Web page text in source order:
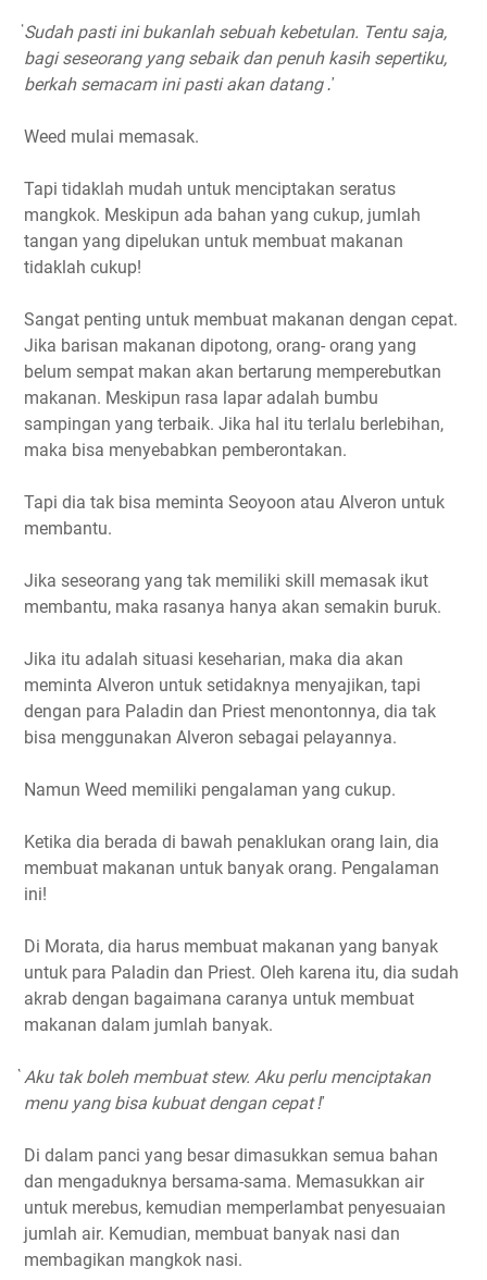
҅Sudah pasti ini bukanlah sebuah kebetulan. Tentu saja,
bagi seseorang yang sebaik dan penuh kasih sepertiku,
berkah semacam ini pasti akan datang .҆
Weed mulai memasak.
Tapi tidaklah mudah untuk menciptakan seratus
mangkok. Meskipun ada bahan yang cukup, jumlah
tangan yang dipelukan untuk membuat makanan
tidaklah cukup!
Sangat penting untuk membuat makanan dengan cepat.
Jika barisan makanan dipotong, orang- orang yang
belum sempat makan akan bertarung memperebutkan
makanan. Meskipun rasa lapar adalah bumbu
sampingan yang terbaik. Jika hal itu terlalu berlebihan,
maka bisa menyebabkan pemberontakan.
Tapi dia tak bisa meminta Seoyoon atau Alveron untuk
membantu.
Jika seseorang yang tak memiliki skill memasak ikut
membantu, maka rasanya hanya akan semakin buruk.
Jika itu adalah situasi keseharian, maka dia akan
meminta Alveron untuk setidaknya menyajikan, tapi
dengan para Paladin dan Priest menontonnya, dia tak
bisa menggunakan Alveron sebagai pelayannya.
Namun Weed memiliki pengalaman yang cukup.
Ketika dia berada di bawah penaklukan orang lain, dia
membuat makanan untuk banyak orang. Pengalaman
ini!
Di Morata, dia harus membuat makanan yang banyak
untuk para Paladin dan Priest. Oleh karena itu, dia sudah
akrab dengan bagaimana caranya untuk membuat
makanan dalam jumlah banyak.
Aku tak boleh membuat stew. Aku perlu menciptakan
menu yang bisa kubuat dengan cepat !҆
Di dalam panci yang besar dimasukkan semua bahan
dan mengaduknya bersama-sama. Memasukkan air
untuk merebus, kemudian memperlambat penyesuaian
jumlah air. Kemudian, membuat banyak nasi dan
membagikan mangkok nasi.